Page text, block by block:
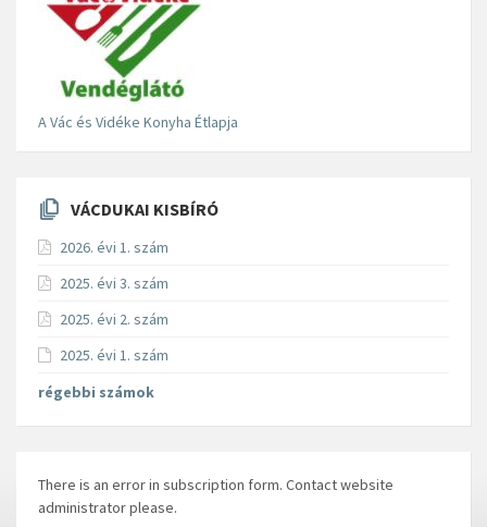
A Vác és Vidéke Konyha Étlapja
VÁCDUKAI KISBÍRÓ
2026. évi 1. szám
2025. évi 3. szám
2025. évi 2. szám
2025. évi 1. szám
régebbi számok
There is an error in subscription form. Contact website
administrator please.